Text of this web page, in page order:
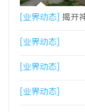
[业界动态] 揭开
现状与发展
[业界动态]
[业界动态]
[业界动态]